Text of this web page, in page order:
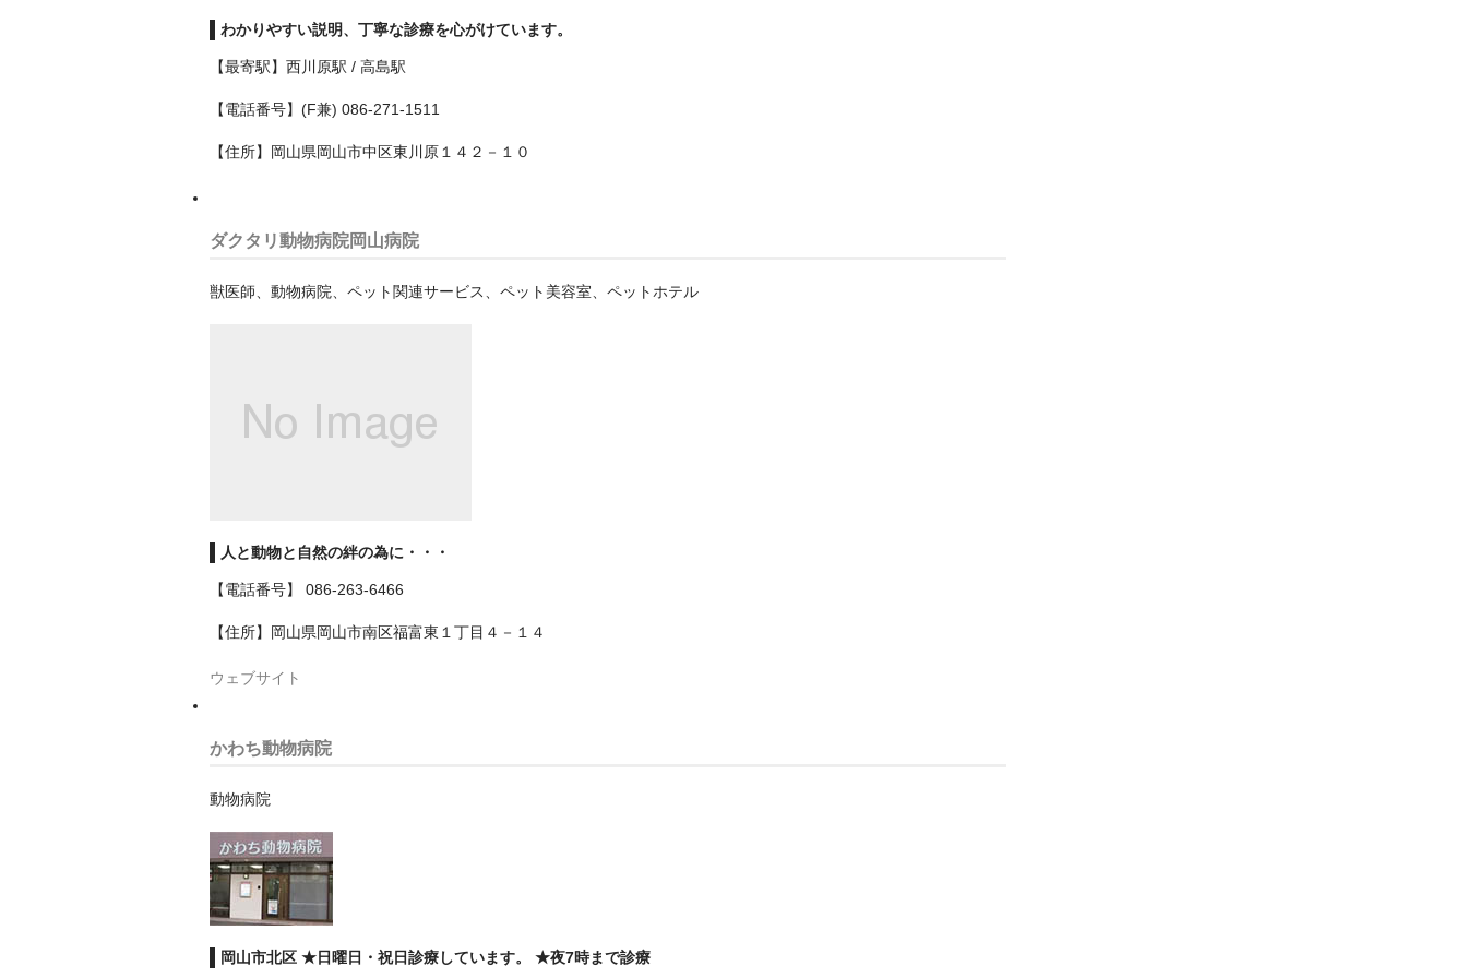
わかりやすい説明、丁寧な診療を心がけています。
【最寄駅】西川原駅 / 高島駅
【電話番号】(F兼) 086-271-1511
【住所】岡山県岡山市中区東川原１４２－１０
ダクタリ動物病院岡山病院
獣医師、動物病院、ペット関連サービス、ペット美容室、ペットホテル
人と動物と自然の絆の為に・・・
【電話番号】 086-263-6466
【住所】岡山県岡山市南区福富東１丁目４－１４
ウェブサイト
かわち動物病院
動物病院
岡山市北区 ★日曜日・祝日診療しています。 ★夜7時まで診療